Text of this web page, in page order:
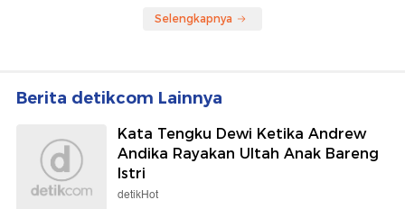
Selengkapnya
Berita detikcom Lainnya
Kata Tengku Dewi Ketika Andrew
Andika Rayakan Ultah Anak Bareng
Istri
detikHot